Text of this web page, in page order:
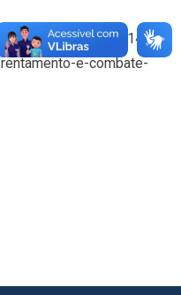
public/noticias/14748-
e-combate-